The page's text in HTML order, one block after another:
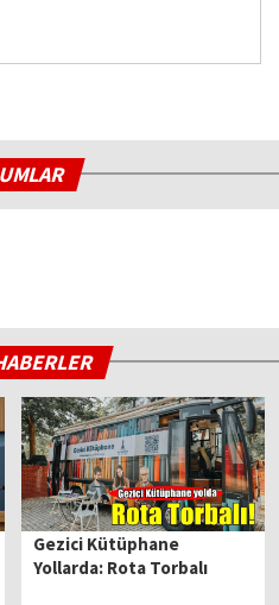
Gezici Kütüphane
Yollarda: Rota Torbalı